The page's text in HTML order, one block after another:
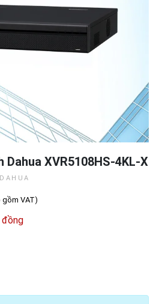
Dahua XVR5108HS-4KL-X
gồm VAT)
đồng